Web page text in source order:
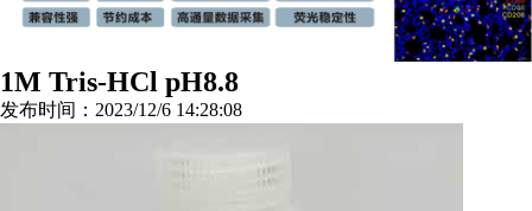
1M Tris-HCl pH8.8
发布时间：2023/12/6 14:28:08